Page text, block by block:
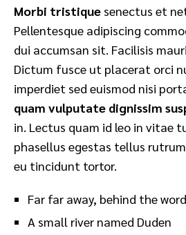
Morbi tristique senectus et
Pellentesque adipiscing
dui accumsan sit. Facilisis
Dictum fusce ut placerat orci
imperdiet sed euismod nisi
quam vulputate dignissim
in. Lectus quam id leo in vitae
phasellus egestas tellus
eu tincidunt tortor.
Far far away, behind the word
A small river named Duden